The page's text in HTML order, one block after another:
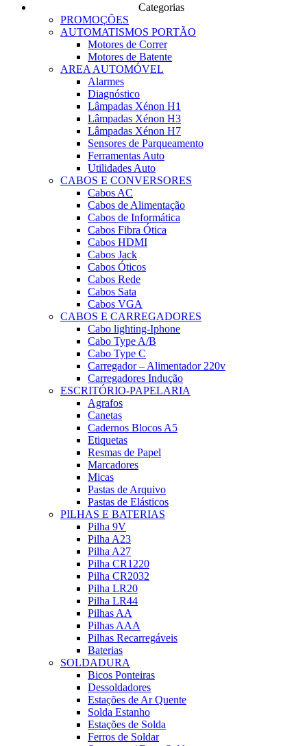
Categorias
PROMOÇÕES
AUTOMATISMOS PORTÃO
Motores de Correr
Motores de Batente
AREA AUTOMÓVEL
Alarmes
Diagnóstico
Lâmpadas Xénon H1
Lâmpadas Xénon H3
Lâmpadas Xénon H7
Sensores de Parqueamento
Ferramentas Auto
Utilidades Auto
CABOS E CONVERSORES
Cabos AC
Cabos de Alimentação
Cabos de Informática
Cabos Fibra Ótica
Cabos HDMI
Cabos Jack
Cabos Óticos
Cabos Rede
Cabos Sata
Cabos VGA
CABOS E CARREGADORES
Cabo lighting-Iphone
Cabo Type A/B
Cabo Type C
Carregador – Alimentador 220v
Carregadores Indução
ESCRITÓRIO-PAPELARIA
Agrafos
Canetas
Cadernos Blocos A5
Etiquetas
Resmas de Papel
Marcadores
Micas
Pastas de Arquivo
Pastas de Elásticos
PILHAS E BATERIAS
Pilha 9V
Pilha A23
Pilha A27
Pilha CR1220
Pilha CR2032
Pilha LR20
Pilha LR44
Pilhas AA
Pilhas AAA
Pilhas Recarregáveis
Baterias
SOLDADURA
Bicos Ponteiras
Dessoldadores
Estações de Ar Quente
Solda Estanho
Estações de Solda
Ferros de Soldar